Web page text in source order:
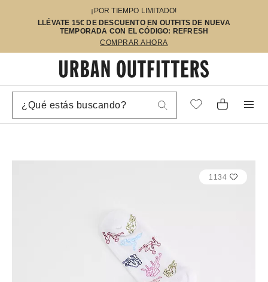
¡POR TIEMPO LIMITADO!
LLÉVATE 15€ DE DESCUENTO EN OUTFITS DE NUEVA
TEMPORADA CON EL CÓDIGO: REFRESH
COMPRAR AHORA
1134